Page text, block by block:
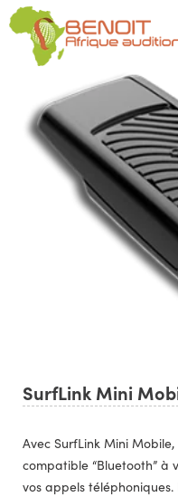
SurfLink Mini
Avec SurfLink Mini
compatible “Bluetooth” à
vos appels